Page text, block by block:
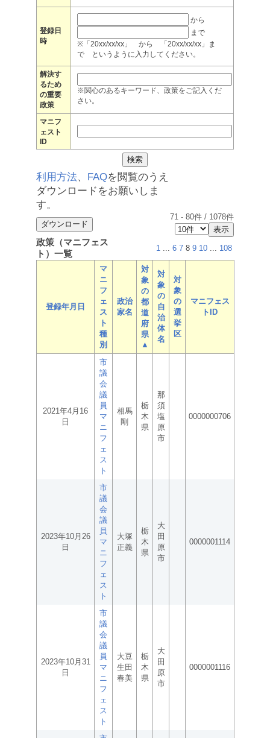
登録日
時
から
まで
※「20xx/xx/xx」 から 「20xx/xx/xx」ま
で というように入力してください。
解決す
るため
の重要
政策
※関心のあるキーワード、政策をご記入くだ
さい。
マニフ
ェスト
ID
利用方法、 FAQを閲覧のうえ
ダウンロードをお願いしま
す。
71 - 80件 / 1078件
政策（マニフェス
ト）一覧
1 ... 6 7 8 9 10 ... 108
登録年月日
マ
ニ
フ
ェ
ス
ト
種
別
政治
家名
対
象
の
都
道
府
県
▲
対
象
の
自
治
体
名
対
象
の
選
挙
区
マニフェス
トID
2021年4月16
日
市
議
会
議
員
マ
ニ
フ
ェ
ス
ト
相馬
剛
栃
木
県
那
須
塩
原
市
0000000706
2023年10月26
日
市
議
会
議
員
マ
ニ
フ
ェ
ス
ト
大塚
正義
栃
木
県
大
田
原
市
0000001114
2023年10月31
日
市
議
会
議
員
マ
ニ
フ
ェ
ス
ト
大豆
生田
春美
栃
木
県
大
田
原
市
0000001116